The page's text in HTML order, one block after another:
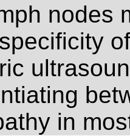
nodes
in